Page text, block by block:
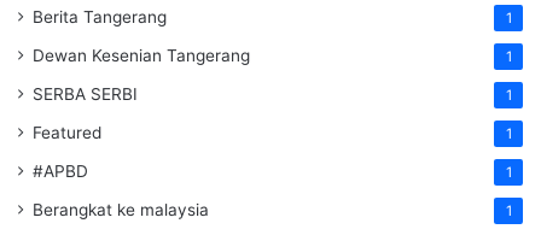
Berita Tangerang 1
Dewan Kesenian Tangerang 1
SERBA SERBI 1
Featured 1
#APBD 1
Berangkat ke malaysia 1